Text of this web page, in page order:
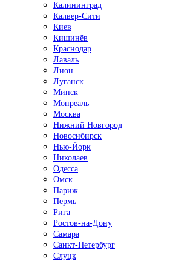
Калининград
Калвер-Сити
Киев
Кишинёв
Краснодар
Лаваль
Лион
Луганск
Минск
Монреаль
Москва
Нижний Новгород
Новосибирск
Нью-Йорк
Николаев
Одесса
Омск
Париж
Пермь
Рига
Ростов-на-Дону
Самара
Санкт-Петербург
Слуцк